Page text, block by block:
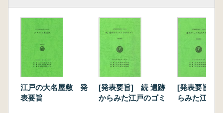
江戸の大名屋敷 発
表要旨
[発表要旨] 続 遺跡
からみた江戸のゴミ
[発表要旨]
らみた江戸